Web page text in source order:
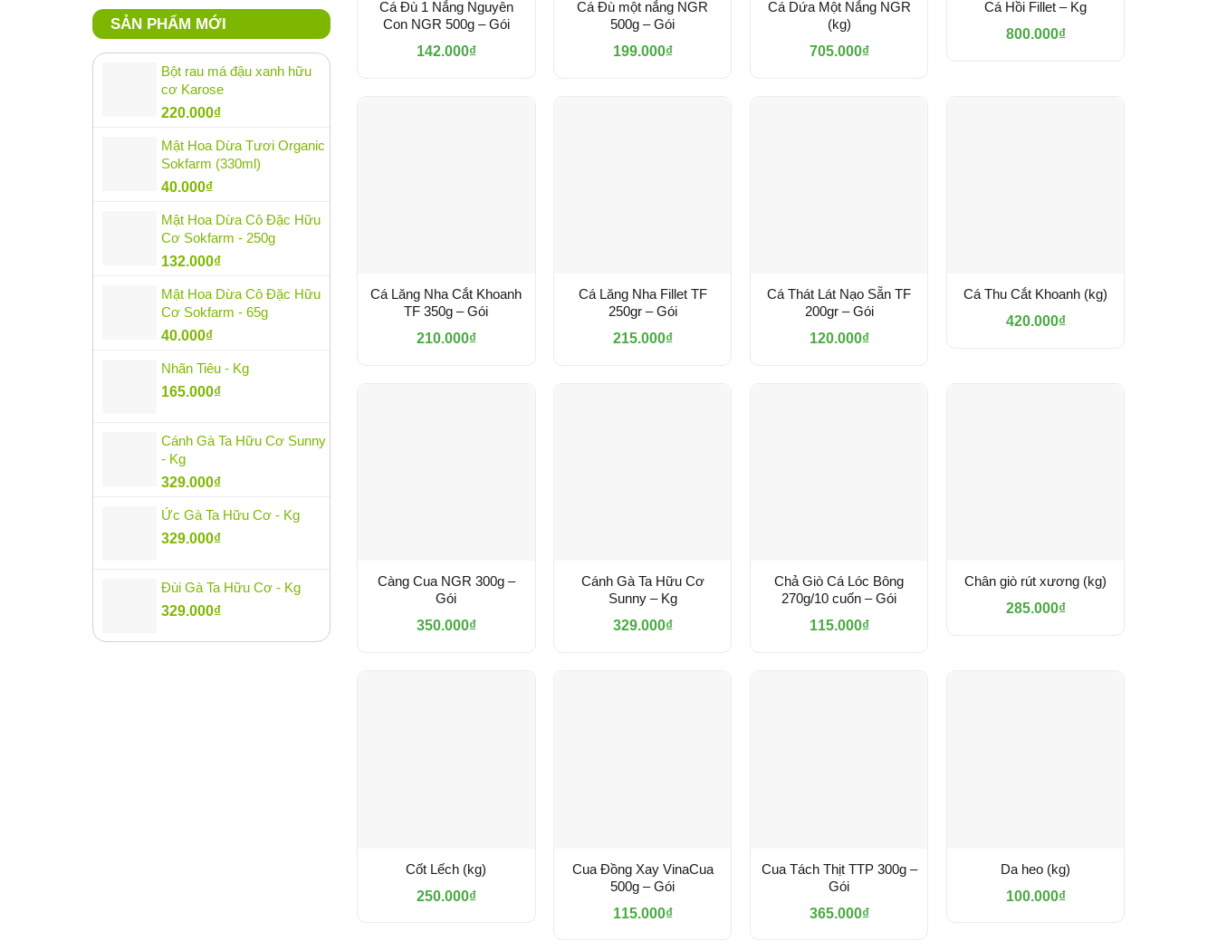
SẢN PHẨM MỚI
Bột rau má đậu xanh hữu
cơ Karose
220.000₫
Mật Hoa Dừa Tươi Organic
Sokfarm (330ml)
40.000₫
Mật Hoa Dừa Cô Đặc Hữu
Cơ Sokfarm - 250g
132.000₫
Mật Hoa Dừa Cô Đặc Hữu
Cơ Sokfarm - 65g
40.000₫
Nhãn Tiêu - Kg
165.000₫
Cánh Gà Ta Hữu Cơ Sunny
- Kg
329.000₫
Ức Gà Ta Hữu Cơ - Kg
329.000₫
Đùi Gà Ta Hữu Cơ - Kg
329.000₫
Cá Đù 1 Nắng Nguyên
Con NGR 500g – Gói
142.000₫
Cá Đù một nắng NGR
500g – Gói
199.000₫
Cá Dứa Một Nắng NGR
(kg)
705.000₫
Cá Hồi Fillet – Kg
800.000₫
Cá Lăng Nha Cắt Khoanh
TF 350g – Gói
210.000₫
Cá Lăng Nha Fillet TF
250gr – Gói
215.000₫
Cá Thát Lát Nạo Sẵn TF
200gr – Gói
120.000₫
Cá Thu Cắt Khoanh (kg)
420.000₫
Càng Cua NGR 300g –
Gói
350.000₫
Cánh Gà Ta Hữu Cơ
Sunny – Kg
329.000₫
Chả Giò Cá Lóc Bông
270g/10 cuốn – Gói
115.000₫
Chân giò rút xương (kg)
285.000₫
Cốt Lếch (kg)
250.000₫
Cua Đồng Xay VinaCua
500g – Gói
115.000₫
Cua Tách Thịt TTP 300g –
Gói
365.000₫
Da heo (kg)
100.000₫